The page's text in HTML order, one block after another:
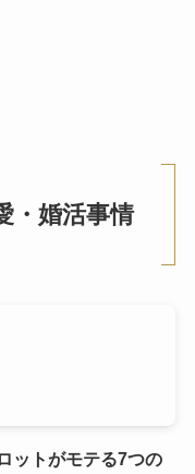
・婚活事情
ットがモテる7つの